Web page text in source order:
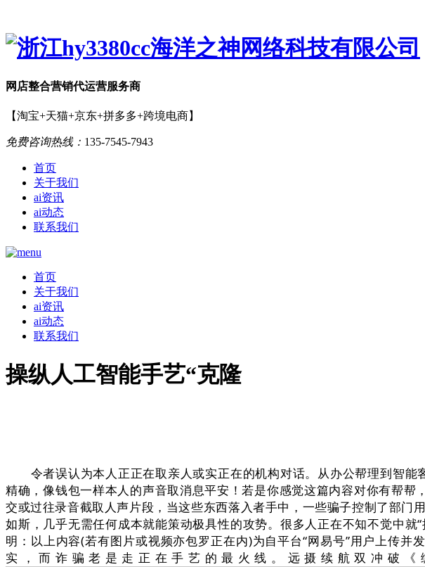
网店整合营销代运营服务商
【淘宝+天猫+京东+拼多多+跨境电商】
免费咨询热线： 135-7545-7943
首页
关于我们
ai资讯
ai动态
联系我们
首页
关于我们
ai资讯
ai动态
联系我们
操纵人工智能手艺“克隆
令者误认为本人正正在取亲人或实正在的机构对话。从办公帮理到智能
精确，像钱包一样本人的声音取消息平安！若是你感觉这篇内容对你有帮
交或过往录音截取人声片段，当这些东西落入者手中，一些骗子控制了部
如斯，几乎无需任何成本就能策动极具性的攻势。很多人正在不知不觉中
明：以上内容(若有图片或视频亦包罗正在内)为自平台“网易号”用户上传
实，而诈骗老是走正在手艺的最火线。远摄续航双冲破